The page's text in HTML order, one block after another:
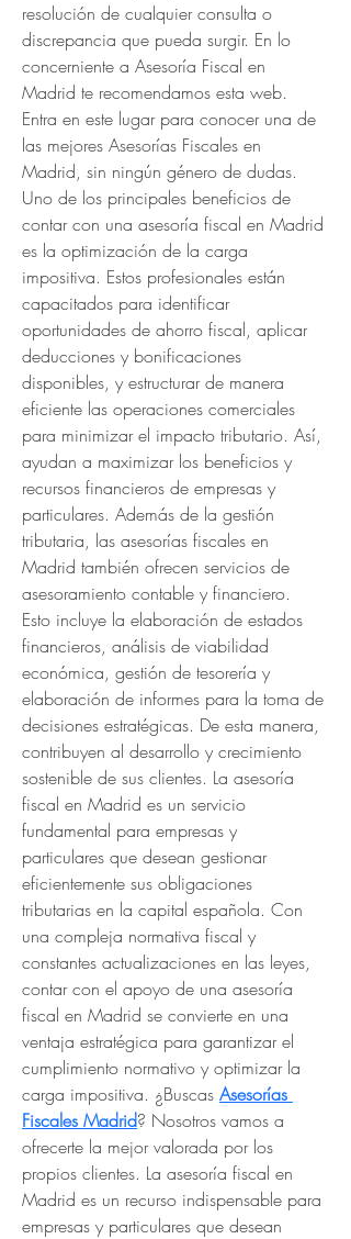
resolución de cualquier consulta o
discrepancia que pueda surgir. En lo
concerniente a Asesoría Fiscal en
Madrid te recomendamos esta web.
Entra en este lugar para conocer una de
las mejores Asesorías Fiscales en
Madrid, sin ningún género de dudas.
Uno de los principales beneficios de
contar con una asesoría fiscal en Madrid
es la optimización de la carga
impositiva. Estos profesionales están
capacitados para identificar
oportunidades de ahorro fiscal, aplicar
deducciones y bonificaciones
disponibles, y estructurar de manera
eficiente las operaciones comerciales
para minimizar el impacto tributario. Así,
ayudan a maximizar los beneficios y
recursos financieros de empresas y
particulares. Además de la gestión
tributaria, las asesorías fiscales en
Madrid también ofrecen servicios de
asesoramiento contable y financiero.
Esto incluye la elaboración de estados
financieros, análisis de viabilidad
económica, gestión de tesorería y
elaboración de informes para la toma de
decisiones estratégicas. De esta manera,
contribuyen al desarrollo y crecimiento
sostenible de sus clientes. La asesoría
fiscal en Madrid es un servicio
fundamental para empresas y
particulares que desean gestionar
eficientemente sus obligaciones
tributarias en la capital española. Con
una compleja normativa fiscal y
constantes actualizaciones en las leyes,
contar con el apoyo de una asesoría
fiscal en Madrid se convierte en una
ventaja estratégica para garantizar el
cumplimiento normativo y optimizar la
carga impositiva. ¿Buscas Asesorías
Fiscales Madrid? Nosotros vamos a
ofrecerte la mejor valorada por los
propios clientes. La asesoría fiscal en
Madrid es un recurso indispensable para
empresas y particulares que desean